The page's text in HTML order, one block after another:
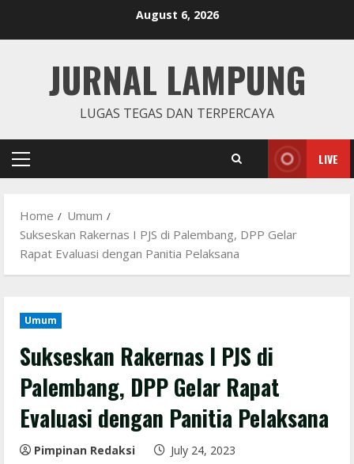
August 6, 2026
JURNAL LAMPUNG
LUGAS TEGAS DAN TERPERCAYA
Primary
LIVE
Home
Umum
Sukseskan Rakernas I PJS di Palembang, DPP Gelar
Rapat Evaluasi dengan Panitia Pelaksana
Umum
Sukseskan Rakernas I PJS di
Palembang, DPP Gelar Rapat
Evaluasi dengan Panitia Pelaksana
Pimpinan Redaksi
July 24, 2023